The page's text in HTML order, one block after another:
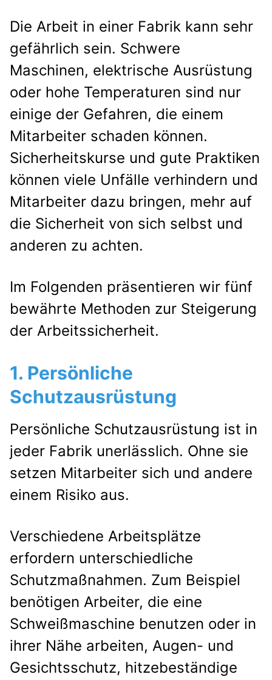
Die Arbeit in einer Fabrik kann sehr
gefährlich sein. Schwere
Maschinen, elektrische Ausrüstung
oder hohe Temperaturen sind nur
einige der Gefahren, die einem
Mitarbeiter schaden können.
Sicherheitskurse und gute Praktiken
können viele Unfälle verhindern und
Mitarbeiter dazu bringen, mehr auf
die Sicherheit von sich selbst und
anderen zu achten.
Im Folgenden präsentieren wir fünf
bewährte Methoden zur Steigerung
der Arbeitssicherheit.
1. Persönliche
Schutzausrüstung
Persönliche Schutzausrüstung ist in
jeder Fabrik unerlässlich. Ohne sie
setzen Mitarbeiter sich und andere
einem Risiko aus.
Verschiedene Arbeitsplätze
erfordern unterschiedliche
Schutzmaßnahmen. Zum Beispiel
benötigen Arbeiter, die eine
Schweißmaschine benutzen oder in
ihrer Nähe arbeiten, Augen- und
Gesichtsschutz, hitzebeständige